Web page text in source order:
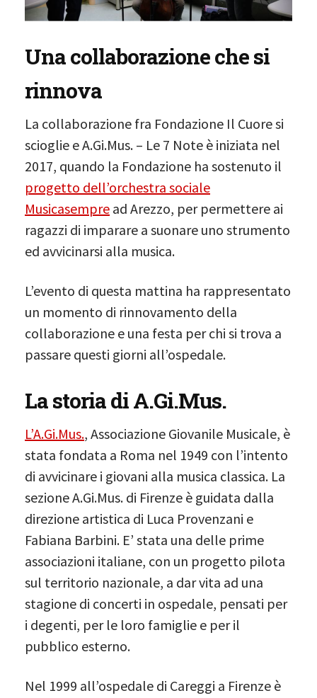
Una collaborazione che si
rinnova
La collaborazione fra Fondazione Il Cuore si
scioglie e A.Gi.Mus. – Le 7 Note è iniziata nel
2017, quando la Fondazione ha sostenuto il
progetto dell’orchestra sociale
Musicasempre ad Arezzo, per permettere ai
ragazzi di imparare a suonare uno strumento
ed avvicinarsi alla musica.
L’evento di questa mattina ha rappresentato
un momento di rinnovamento della
collaborazione e una festa per chi si trova a
passare questi giorni all’ospedale.
La storia di A.Gi.Mus.
L’A.Gi.Mus., Associazione Giovanile Musicale, è
stata fondata a Roma nel 1949 con l’intento
di avvicinare i giovani alla musica classica. La
sezione A.Gi.Mus. di Firenze è guidata dalla
direzione artistica di Luca Provenzani e
Fabiana Barbini. E’ stata una delle prime
associazioni italiane, con un progetto pilota
sul territorio nazionale, a dar vita ad una
stagione di concerti in ospedale, pensati per
i degenti, per le loro famiglie e per il
pubblico esterno.
Nel 1999 all’ospedale di Careggi a Firenze è